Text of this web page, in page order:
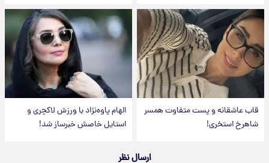
قاب عاشقانه و پست متفاوت همسر
شاهرخ استخری!
الهام پاوه‌نژاد با ورزش لاکچری و
استایل خاصش خبرساز شد!
ارسال نظر